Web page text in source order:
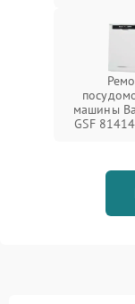
машины
GSF